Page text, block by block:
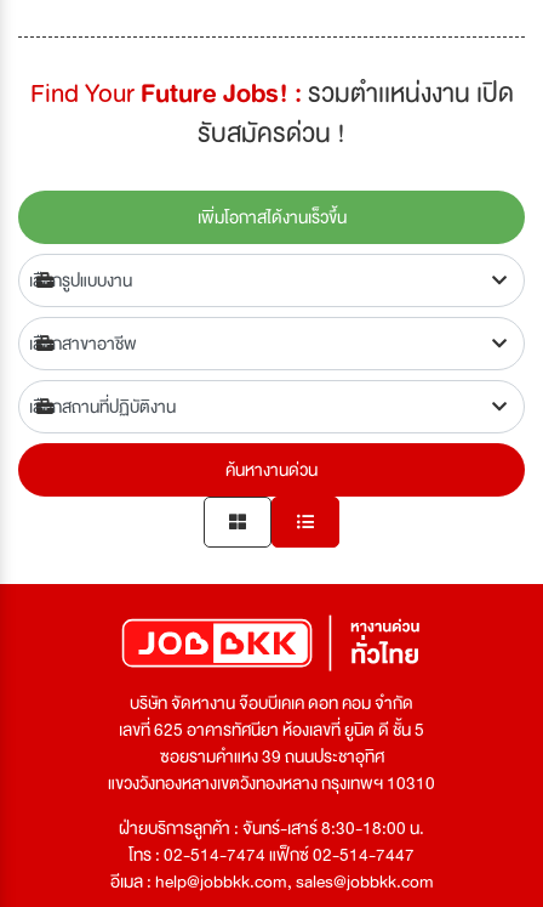
Find YourFuture Jobs! :รวมตำเเหน่งงาน เปิด
รับสมัครด่วน !
เพิ่มโอกาสได้งานเร็วขึ้น
ค้นหางานด่วน
บริษัท จัดหางาน จ๊อบบีเคเค ดอท คอม จำกัด
เลขที่ 625 อาคารทัศนียา ห้องเลขที่ ยูนิต ดี ชั้น 5
ซอยรามคำแหง 39 ถนนประชาอุทิศ
แขวงวังทองหลางเขตวังทองหลาง กรุงเทพฯ 10310
ฝ่ายบริการลูกค้า : จันทร์-เสาร์ 8:30-18:00 น.
โทร : 02-514-7474 แฟ็กซ์ 02-514-7447
อีเมล :help@jobbkk.com,sales@jobbkk.com